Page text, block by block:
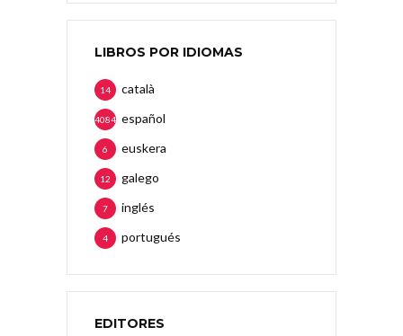
LIBROS POR IDIOMAS
català
14
español
4084
euskera
6
galego
12
inglés
7
portugués
4
EDITORES